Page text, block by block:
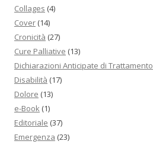
Collages (4)
Cover (14)
Cronicità (27)
Cure Palliative (13)
Dichiarazioni Anticipate di Trattamento
Disabilità (17)
Dolore (13)
e-Book (1)
Editoriale (37)
Emergenza (23)